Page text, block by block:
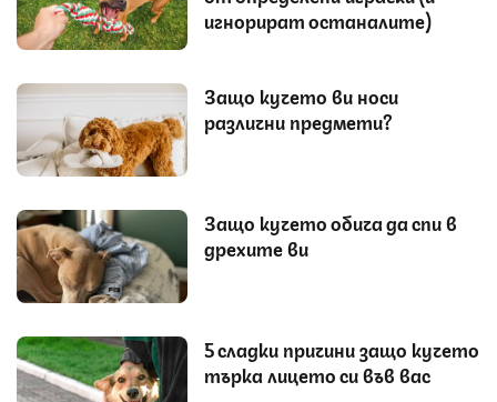
игнорират останалите)
Защо кучето ви носи
различни предмети?
Защо кучето обича да спи в
дрехите ви
5 сладки причини защо кучето
търка лицето си във вас